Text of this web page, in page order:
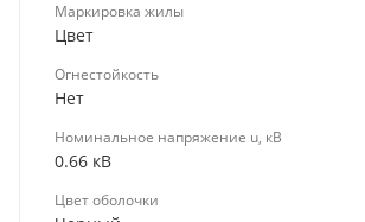
Маркировка жилы
Цвет
Огнестойкость
Нет
Номинальное напряжение u, кВ
0.66 кВ
Цвет оболочки